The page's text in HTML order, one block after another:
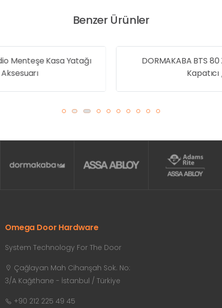
Benzer Ürünler
DORMAKABA BTS 80 Zemine Gömme Kapı
Omega Door Hardware
System Technology For The Door
Çağlayan Mah Cihanşah Sok. No:
3/A Kağıthane - İstanbul / Türkiye
+90 212 225 49 45